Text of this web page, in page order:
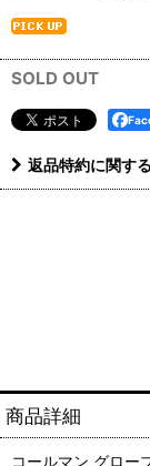
SOLD OUT
返品特約に関す
商品詳細
コールマン グロ